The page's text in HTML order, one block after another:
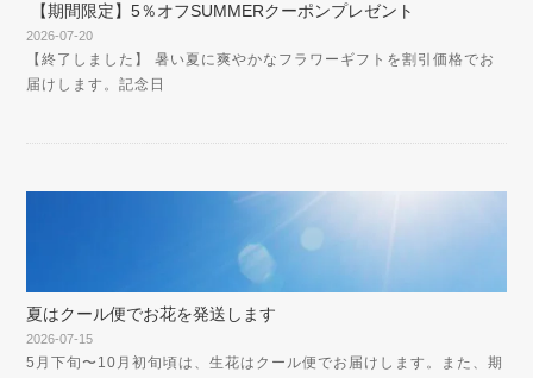
【期間限定】5％オフSUMMERクーポンプレゼント
2026-07-20
【終了しました】 暑い夏に爽やかなフラワーギフトを割引価格でお
届けします。記念日
夏はクール便でお花を発送します
2026-07-15
5月下旬〜10月初旬頃は、生花はクール便でお届けします。また、期